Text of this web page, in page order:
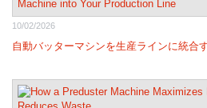
10/02/2026
自動バッターマシンを生産ラインに統合